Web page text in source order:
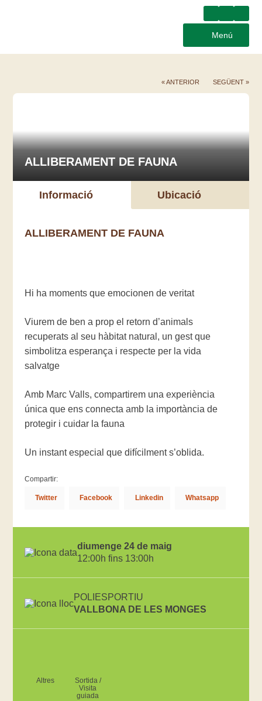
Menú
« ANTERIOR SEGÜENT »
ALLIBERAMENT DE FAUNA
Informació Ubicació
ALLIBERAMENT DE FAUNA
Hi ha moments que emocionen de veritat
Viurem de ben a prop el retorn d’animals
recuperats al seu hàbitat natural, un gest que
simbolitza esperança i respecte per la vida
salvatge
Amb Marc Valls, compartirem una experiència
única que ens connecta amb la importància de
protegir i cuidar la fauna
Un instant especial que difícilment s’oblida.
Compartir:
Twitter Facebook Linkedin Whatsapp
diumenge 24 de maig
12:00h fins 13:00h
POLIESPORTIU
VALLBONA DE LES MONGES
Altres
Sortida /
Visita
guiada